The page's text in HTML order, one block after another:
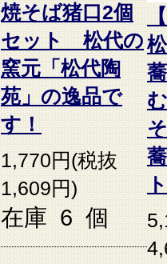
焼そば猪口2個
セット 松代の
窯元「松代陶
苑」の逸品で
す！
1,770円(税抜
1,609円)
在庫 6 個
ト